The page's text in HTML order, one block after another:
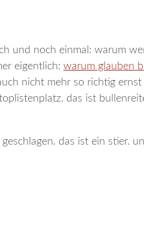
und noch einmal: warum
eigentlich: warum glauben
nicht mehr so richtig
das ist
das ist ein stier.